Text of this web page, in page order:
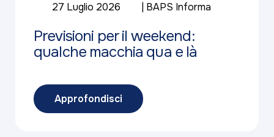
27 Luglio 2026 BAPS Informa
Previsioni per il weekend:
qualche macchia qua e là
Approfondisci